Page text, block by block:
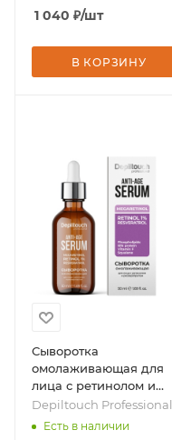
1 040 ₽/шт
В КОРЗИНУ
Сыворотка
омолаживающая для
лица с ретинолом и
ресвератролом, 50 мл,
бренд - Depiltouch
Depiltouch Professional
Есть в наличии